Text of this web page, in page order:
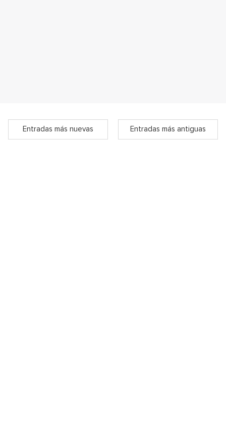
Entradas más nuevas Entradas más antiguas